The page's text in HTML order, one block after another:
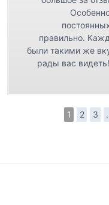
правильно.
были такими же
рады вас
1 2 3